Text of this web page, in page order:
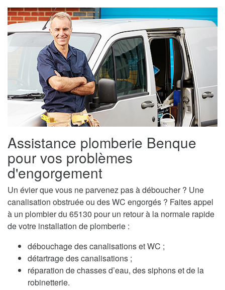
Assistance plomberie Benque
pour vos problèmes
d'engorgement
Un évier que vous ne parvenez pas à déboucher ? Une
canalisation obstruée ou des WC engorgés ? Faites appel
à un plombier du 65130 pour un retour à la normale rapide
de votre installation de plomberie :
débouchage des canalisations et WC ;
détartrage des canalisations ;
réparation de chasses d’eau, des siphons et de la
robinetterie.